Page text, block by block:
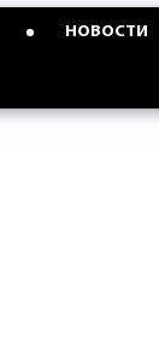
НОВОСТИ